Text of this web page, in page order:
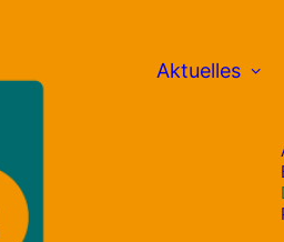
Aktuelles